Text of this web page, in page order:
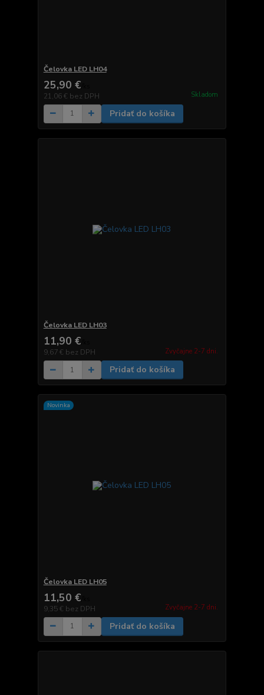
Čelovka LED LH04
25,90 €
21,06 € bez DPH Skladom
Pridať do košíka
Čelovka LED LH03
11,90 €
9,67 € bez DPH Zvyčajne 2-7 dni.
Pridať do košíka
Novinka
Čelovka LED LH05
11,50 €
9,35 € bez DPH Zvyčajne 2-7 dni.
Pridať do košíka